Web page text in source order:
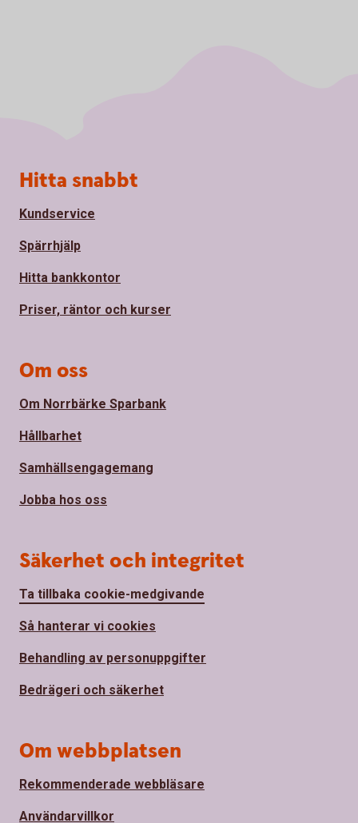
Sidfot
Hitta snabbt
Kundservice
Spärrhjälp
Hitta bankkontor
Priser, räntor och kurser
Om oss
Om Norrbärke Sparbank
Hållbarhet
Samhällsengagemang
Jobba hos oss
Säkerhet och integritet
Ta tillbaka cookie-medgivande
Så hanterar vi cookies
Behandling av personuppgifter
Bedrägeri och säkerhet
Om webbplatsen
Rekommenderade webbläsare
Användarvillkor